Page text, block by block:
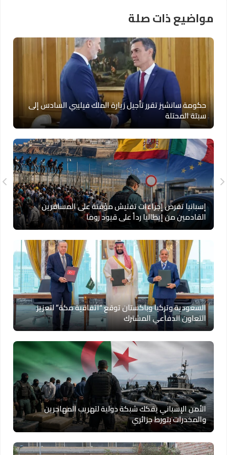
مواضيع ذات صلة
حكومة سانشيز تقرر تأجيل زيارة الملك فيليبي السادس إلى
سبتة المحتلة
إسبانيا تفرض إجراءات تفتيش مؤقتة على المسافرين
القادمين من إيطاليا رداً على قيود روما
السعودية وتركيا وباكستان توقع “اتفاقية مكة” لتعزيز
التعاون الدفاعي المشترك
الأمن الإسباني يفكك شبكة دولية لتهريب المهاجرين
والمخدرات بتورط جزائري